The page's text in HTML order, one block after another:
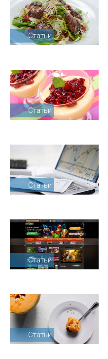
Статьи
Статьи
Статьи
Статьи
Статьи